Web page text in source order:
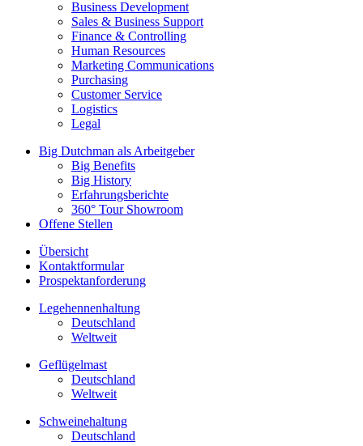
Business Development
Sales & Business Support
Finance & Controlling
Human Resources
Marketing Communications
Purchasing
Customer Service
Logistics
Legal
Big Dutchman als Arbeitgeber
Big Benefits
Big History
Erfahrungsberichte
360° Tour Showroom
Offene Stellen
Übersicht
Kontaktformular
Prospektanforderung
Legehennenhaltung
Deutschland
Weltweit
Geflügelmast
Deutschland
Weltweit
Schweinehaltung
Deutschland